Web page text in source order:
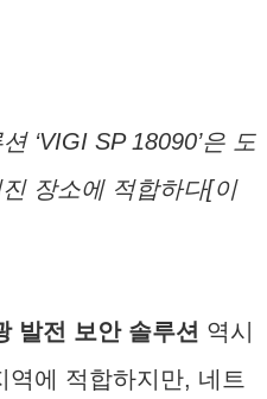
‘VIGI SP 18090’은 도
장소에 적합하다[이
발전 보안 솔루션 역시
에 적합하지만, 네트